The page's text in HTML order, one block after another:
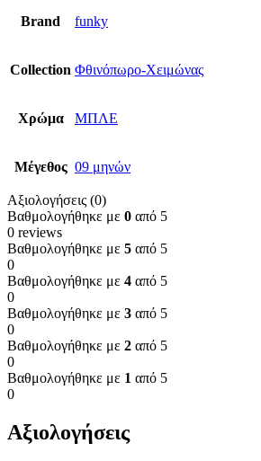
Brand funky
Collection Φθινόπωρο-Χειμώνας
Χρώμα ΜΠΛΕ
Μέγεθος 09 μηνών
Αξιολογήσεις (0)
Βαθμολογήθηκε με 0 από 5
0 reviews
Βαθμολογήθηκε με 5 από 5
0
Βαθμολογήθηκε με 4 από 5
0
Βαθμολογήθηκε με 3 από 5
0
Βαθμολογήθηκε με 2 από 5
0
Βαθμολογήθηκε με 1 από 5
0
Αξιολογήσεις